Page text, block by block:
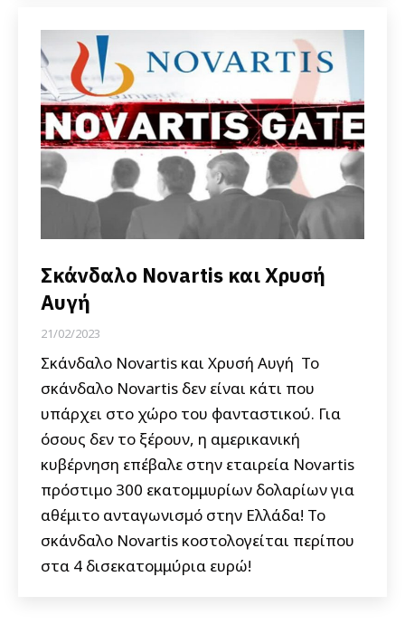
Σκάνδαλο Novartis και Χρυσή
Αυγή
21/02/2023
Σκάνδαλο Novartis και Χρυσή Αυγή Το
σκάνδαλο Novartis δεν είναι κάτι που
υπάρχει στο χώρο του φανταστικού. Για
όσους δεν το ξέρουν, η αμερικανική
κυβέρνηση επέβαλε στην εταιρεία Novartis
πρόστιμο 300 εκατομμυρίων δολαρίων για
αθέμιτο ανταγωνισμό στην Ελλάδα! Το
σκάνδαλο Novartis κοστολογείται περίπου
στα 4 δισεκατομμύρια ευρώ!